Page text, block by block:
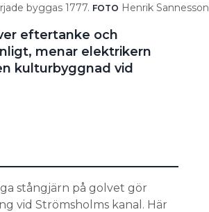
byggas 1777. FOTO Henrik Sannesson
eftertanke och
menar elektrikern
­kulturbyggnad vid
stångjärn på golvet gör
vid Strömsholms kanal. Här